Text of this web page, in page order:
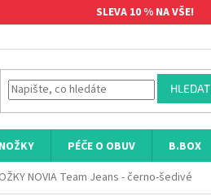
SLEVA 10 % NA VŠE!
HLEDAT
PÉČE O OBUV B.BOX
NOVIA Team Jeans - černo-šedivé